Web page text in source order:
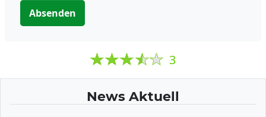
Absenden
3
News Aktuell